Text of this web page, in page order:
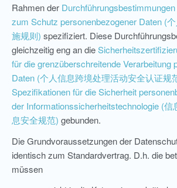
Rahmen der
zum Schutz personenbezogener Daten (
施规则) spezifiziert. Diese
gleichzeitig eng an die
für die grenzüberschreitende Verarbeitung
Daten (个人信息跨境处理活动安全认证规
Spezifikationen für die Sicherheit
der Informationssicherheitstechnologie (
息安全规范) gebunden.
Die Grundvoraussetzungen der
identisch zum Standardvertrag. D.h. die
müssen